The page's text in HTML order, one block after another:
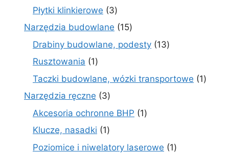
Płytki klinkierowe 33
produkty
Narzędzia budowlane 1515
produktów
Drabiny budowlane, podesty 1313
Rusztowania 11
produkt
Taczki budowlane, wózki transportowe 11
Narzędzia ręczne 33
produkty
Akcesoria ochronne BHP 11
Klucze, nasadki 11
produkt
Poziomice i niwelatory laserowe 11